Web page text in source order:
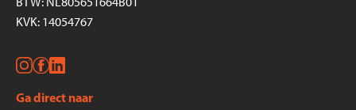
KVK: 14054767
Ga direct naar